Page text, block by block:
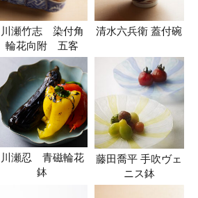
川瀬竹志 染付角
輪花向附 五客
清水六兵衛 蓋付碗
川瀬忍 青磁輪花
鉢
藤田喬平 手吹ヴェ
ニス鉢